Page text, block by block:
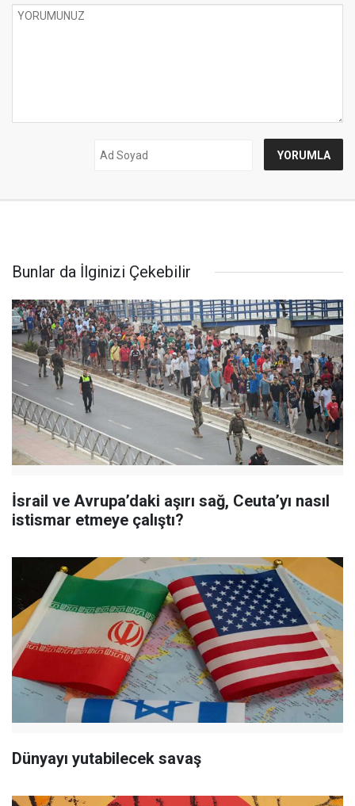
Bunlar da İlginizi Çekebilir
İsrail ve Avrupa’daki aşırı sağ, Ceuta’yı nasıl
istismar etmeye çalıştı?
Dünyayı yutabilecek savaş